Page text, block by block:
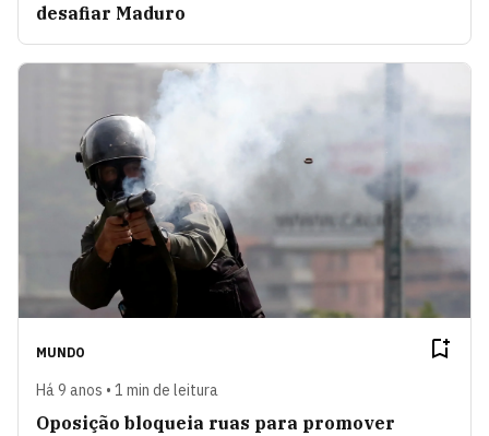
desafiar Maduro
MUNDO
Há 9 anos • 1 min de leitura
Oposição bloqueia ruas para promover